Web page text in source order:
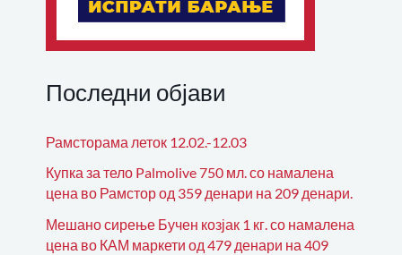
Последни објави
Рамсторама леток 12.02.-12.03
Купка за тело Palmolive 750 мл. со намалена
цена во Рамстор од 359 денари на 209 денари.
Мешано сирење Бучен козјак 1 кг. со намалена
цена во КАМ маркети од 479 денари на 409